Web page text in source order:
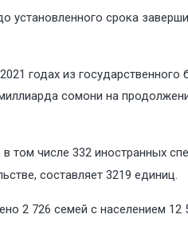
установленного срока
годах из
сомони на
том числе 332 иностранных
составляет 3219 единиц.
2 726 семей с населением 12